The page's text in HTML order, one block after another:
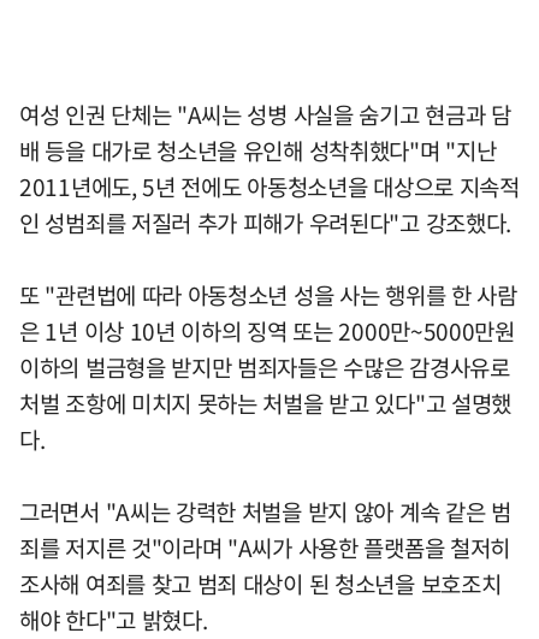
여성 인권 단체는 "A씨는 성병 사실을 숨기고 현금과 담
배 등을 대가로 청소년을 유인해 성착취했다"며 "지난
2011년에도, 5년 전에도 아동청소년을 대상으로 지속적
인 성범죄를 저질러 추가 피해가 우려된다"고 강조했다.
또 "관련법에 따라 아동청소년 성을 사는 행위를 한 사람
은 1년 이상 10년 이하의 징역 또는 2000만~5000만원
이하의 벌금형을 받지만 범죄자들은 수많은 감경사유로
처벌 조항에 미치지 못하는 처벌을 받고 있다"고 설명했
다.
그러면서 "A씨는 강력한 처벌을 받지 않아 계속 같은 범
죄를 저지른 것"이라며 "A씨가 사용한 플랫폼을 철저히
조사해 여죄를 찾고 범죄 대상이 된 청소년을 보호조치
해야 한다"고 밝혔다.